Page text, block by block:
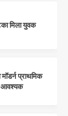
मिला युवक
प्राथमिक
आवश्यक